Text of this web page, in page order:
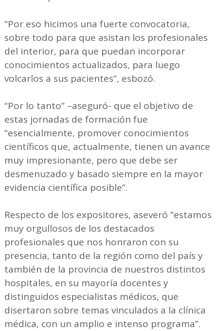
“Por eso hicimos una fuerte convocatoria,
sobre todo para que asistan los profesionales
del interior, para que puedan incorporar
conocimientos actualizados, para luego
volcarlos a sus pacientes”, esbozó.
“Por lo tanto” –aseguró- que el objetivo de
estas jornadas de formación fue
“esencialmente, promover conocimientos
científicos que, actualmente, tienen un avance
muy impresionante, pero que debe ser
desmenuzado y basado siempre en la mayor
evidencia científica posible”.
Respecto de los expositores, aseveró “estamos
muy orgullosos de los destacados
profesionales que nos honraron con su
presencia, tanto de la región como del país y
también de la provincia de nuestros distintos
hospitales, en su mayoría docentes y
distinguidos especialistas médicos, que
disertaron sobre temas vinculados a la clínica
médica, con un amplio e intenso programa”.